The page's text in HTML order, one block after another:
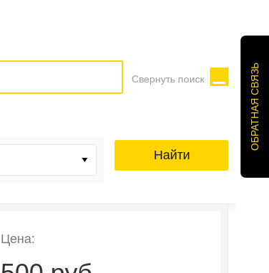
Свернуть поиск
Найти
Цена:
ОБРАТНАЯ СВЯЗЬ